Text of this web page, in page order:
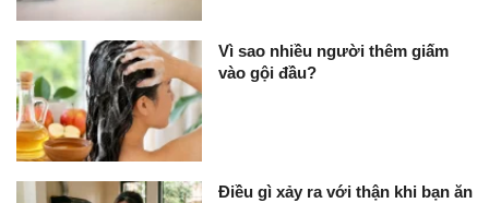
Vì sao nhiều người thêm giấm
vào gội đầu?
Điều gì xảy ra với thận khi bạn ăn